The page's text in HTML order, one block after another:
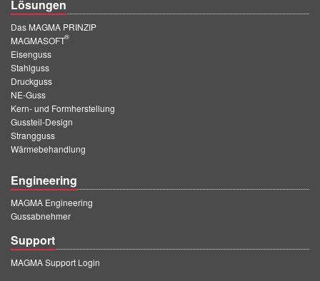
MAGMA Südamerika, Brasilien
PT
ES
MAGMA Türkei
EN
TR
MAGMA China
EN
ZH
MAGMA Indien
EN
Lösungen
Das MAGMA PRINZIP
MAGMASOFT
®
Eisenguss
Stahlguss
Druckguss
NE-Guss
Kern- und Formherstellung
Gussteil-Design
Strangguss
Wärmebehandlung
Engineering
MAGMA Engineering
Gussabnehmer
Support
MAGMA Support Login